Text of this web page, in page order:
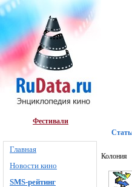
Фестивали
Главная
Новости кино
SMS-рейтинг
Колония